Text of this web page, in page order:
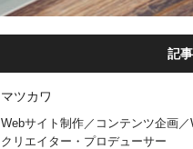
記
マツカワ
Webサイト制作／コンテンツ企画
クリエイター・プロデューサー